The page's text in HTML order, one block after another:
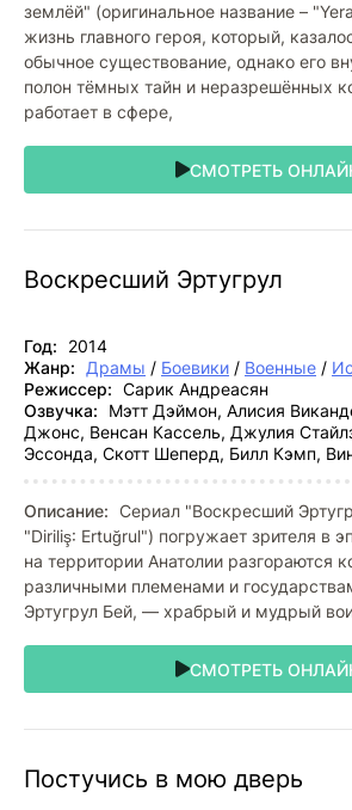
землёй" (оригинальное название –
жизнь главного героя, который,
обычное существование, однако его
полон тёмных тайн и неразрешённых
работает в сфере,
СМОТРЕТЬ
Воскресший Эртугрул
Год:
2014
Жанр:
Драмы / Боевики / Военные /
Режиссер: Сарик Андреасян
Озвучка:
Мэтт Дэймон, Алисия
Джонс, Венсан Кассель, Джулия
Эссонда, Скотт Шеперд, Билл Кэмп,
Описание: Сериал "Воскресший
"Diriliş: Ertuğrul") погружает зрителя в
на территории Анатолии разгораются
различными племенами и
Эртугрул Бей, — храбрый и мудрый
СМОТРЕТЬ
Постучись в мою дверь